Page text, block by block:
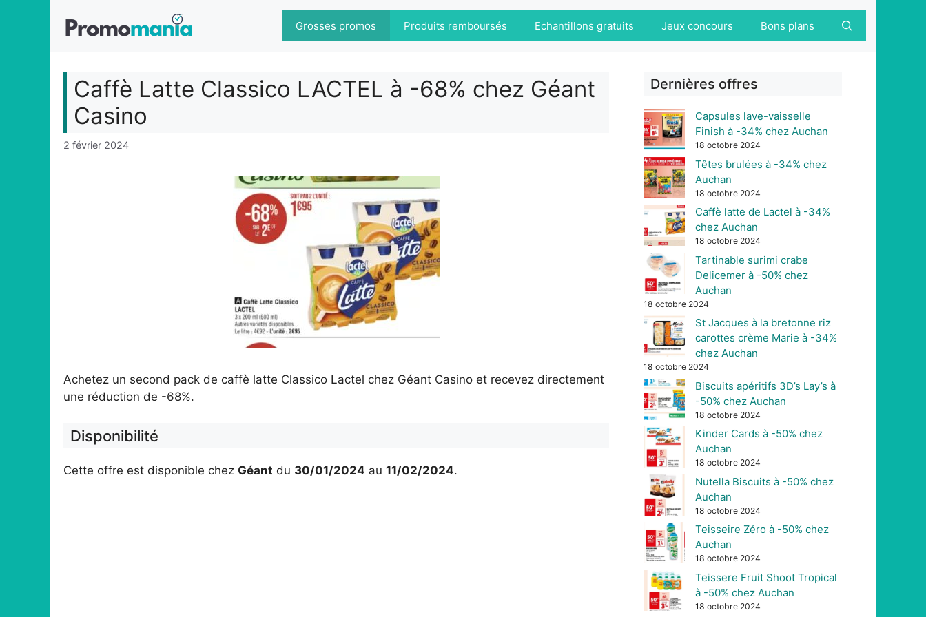
Grosses promos Produits remboursés Echantillons gratuits Jeux concours Bons plans
Caffè Latte Classico LACTEL à -68% chez Géant
Casino
2 février 2024
Achetez un second pack de caffè latte Classico Lactel chez Géant Casino et recevez directement
une réduction de -68%.
Disponibilité
Cette offre est disponible chez Géant du 30/01/2024 au 11/02/2024.
Dernières offres
Capsules lave-vaisselle
Finish à -34% chez Auchan
18 octobre 2024
Têtes brulées à -34% chez
Auchan
18 octobre 2024
Caffè latte de Lactel à -34%
chez Auchan
18 octobre 2024
Tartinable surimi crabe
Delicemer à -50% chez
Auchan
18 octobre 2024
St Jacques à la bretonne riz
carottes crème Marie à -34%
chez Auchan
18 octobre 2024
Biscuits apéritifs 3D’s Lay’s à
-50% chez Auchan
18 octobre 2024
Kinder Cards à -50% chez
Auchan
18 octobre 2024
Nutella Biscuits à -50% chez
Auchan
18 octobre 2024
Teisseire Zéro à -50% chez
Auchan
18 octobre 2024
Teissere Fruit Shoot Tropical
à -50% chez Auchan
18 octobre 2024